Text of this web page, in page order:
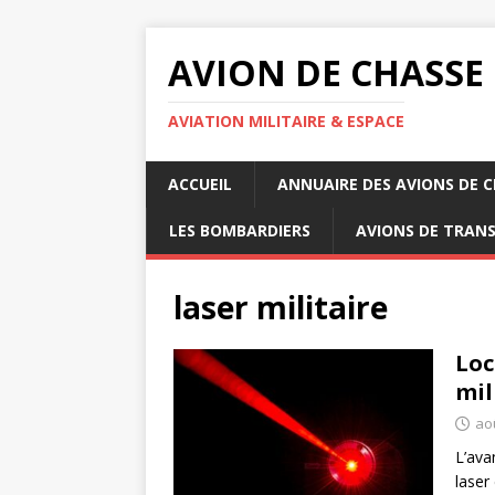
AVION DE CHASSE
AVIATION MILITAIRE & ESPACE
ACCUEIL ANNUAIRE DES AVIONS DE
LES BOMBARDIERS AVIONS DE
laser militaire
laser